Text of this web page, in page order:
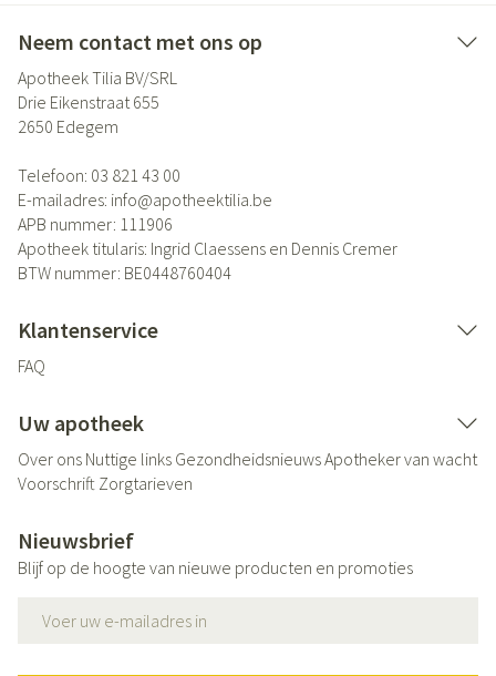
Neem contact met ons op
Apotheek Tilia BV/SRL
Drie Eikenstraat 655
2650 Edegem
Telefoon: 03 821 43 00
E-mailadres: info@apotheektilia.be
APB nummer: 111906
Apotheek titularis: Ingrid Claessens en Dennis Cremer
BTW nummer: BE0448760404
Klantenservice
FAQ
Uw apotheek
Over ons Nuttige links GezondheidsnieuwsApotheker van wacht
Voorschrift Zorgtarieven
Nieuwsbrief
Blijf op de hoogte van nieuwe producten en promoties